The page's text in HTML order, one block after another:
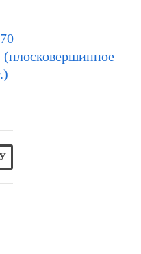
(плосковершинное